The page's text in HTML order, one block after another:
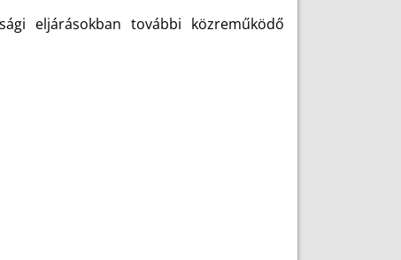
eljárásokban további közreműködő